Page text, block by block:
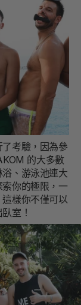
考驗，因為參
的大多數
、游泳池連大
你的極限，一
樣你不僅可以
室！